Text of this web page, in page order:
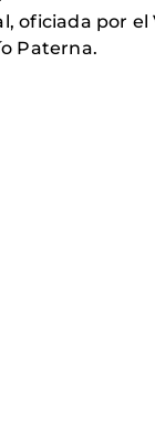
oficiada por el
Paterna.